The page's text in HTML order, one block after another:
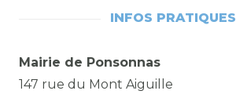
INFOS PRATIQUES
Mairie de Ponsonnas
147 rue du Mont Aiguille